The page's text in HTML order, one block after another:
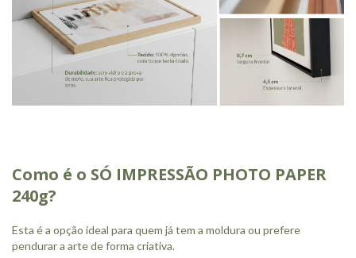
Como é o SÓ IMPRESSÃO PHOTO PAPER
240g?
Esta é a opção ideal para quem já tem a moldura ou prefere
pendurar a arte de forma criativa.